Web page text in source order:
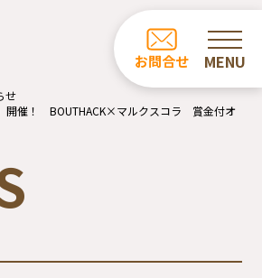
せ
開催！ BOUTHACK×マルクスコラ 賞金付オ
お問合せ
商品一覧
・レストラン一覧
事業所の紹介
イカについて